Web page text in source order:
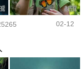
02-12